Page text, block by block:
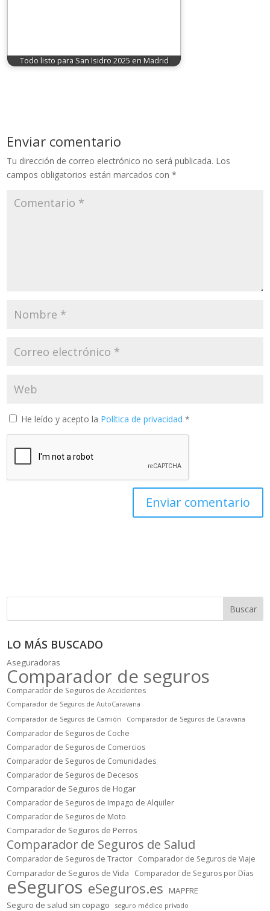
Todo listo para San Isidro 2025 en Madrid
Enviar comentario
Tu dirección de correo electrónico no será publicada. Los
campos obligatorios están marcados con*
He leído y acepto la Política de privacidad*
Buscar
LO MÁS BUSCADO
Aseguradoras
Comparador de seguros
Comparador de Seguros de Accidentes
Comparador de Seguros de AutoCaravana
Comparador de Seguros de Camión
Comparador de Seguros de Caravana
Comparador de Seguros de Coche
Comparador de Seguros de Comercios
Comparador de Seguros de Comunidades
Comparador de Seguros de Decesos
Comparador de Seguros de Hogar
Comparador de Seguros de Impago de Alquiler
Comparador de Seguros de Moto
Comparador de Seguros de Perros
Comparador de Seguros de Salud
Comparador de Seguros de Tractor Comparador de Seguros de Viaje
Comparador de Seguros de Vida Comparador de Seguros por Días
eSeguros eSeguros.es MAPFRE
Seguro de salud sin copago
seguro médico privado